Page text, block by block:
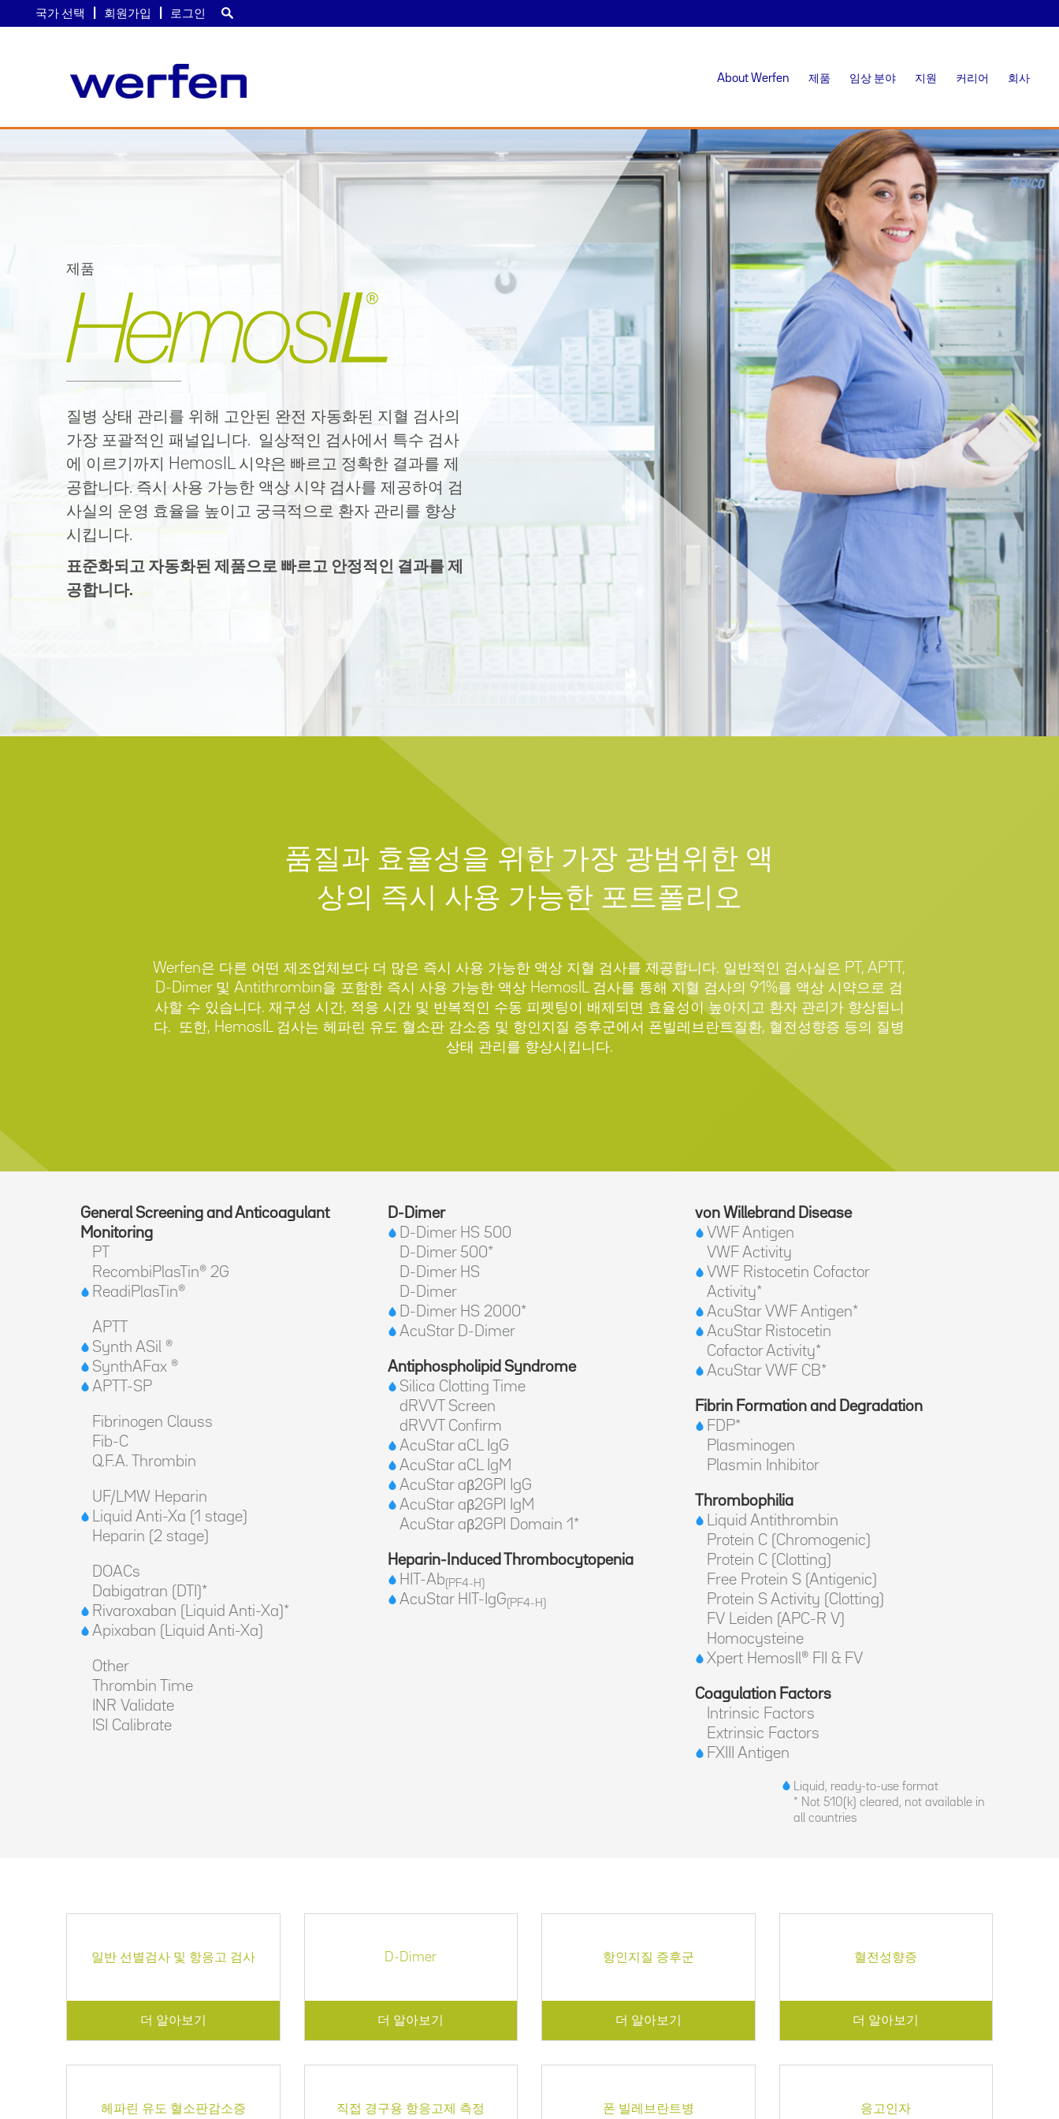
국가 선택 회원가입 로그인
About Werfen 제품 임상 분야 지원 커리어 회사
제품
질병 상태 관리를 위해 고안된 완전 자동화된 지혈 검사의
가장 포괄적인 패널입니다. 일상적인 검사에서 특수 검사
에 이르기까지 HemosIL 시약은 빠르고 정확한 결과를 제
공합니다. 즉시 사용 가능한 액상 시약 검사를 제공하여 검
사실의 운영 효율을 높이고 궁극적으로 환자 관리를 향상
시킵니다.
표준화되고 자동화된 제품으로 빠르고 안정적인 결과를 제
공합니다.
품질과 효율성을 위한 가장 광범위한 액
상의 즉시 사용 가능한 포트폴리오
Werfen은 다른 어떤 제조업체보다 더 많은 즉시 사용 가능한 액상 지혈 검사를 제공합니다. 일반적인 검사실은 PT, APTT,
D-Dimer 및 Antithrombin을 포함한 즉시 사용 가능한 액상 HemosIL 검사를 통해 지혈 검사의 91%를 액상 시약으로 검
사할 수 있습니다. 재구성 시간, 적응 시간 및 반복적인 수동 피펫팅이 배제되면 효율성이 높아지고 환자 관리가 향상됩니
다. 또한, HemosIL 검사는 헤파린 유도 혈소판 감소증 및 항인지질 증후군에서 폰빌레브란트질환, 혈전성향증 등의 질병
상태 관리를 향상시킵니다.
General Screening and Anticoagulant
Monitoring
PT
RecombiPlasTin® 2G
ReadiPlasTin®
APTT
Synth ASil ®
SynthAFax ®
APTT-SP
Fibrinogen Clauss
Fib-C
Q.F.A. Thrombin
UF/LMW Heparin
Liquid Anti-Xa (1 stage)
Heparin (2 stage)
DOACs
Dabigatran (DTI)*
Rivaroxaban (Liquid Anti-Xa)*
Apixaban (Liquid Anti-Xa)
Other
Thrombin Time
INR Validate
ISI Calibrate
D-Dimer
D-Dimer HS 500
D-Dimer 500*
D-Dimer HS
D-Dimer
D-Dimer HS 2000*
AcuStar D-Dimer
Antiphospholipid Syndrome
Silica Clotting Time
dRVVT Screen
dRVVT Confirm
AcuStar aCL IgG
AcuStar aCL IgM
AcuStar aβ2GPI IgG
AcuStar aβ2GPI IgM
AcuStar aβ2GPI Domain 1*
Heparin-Induced Thrombocytopenia
HIT-Ab (PF4-H)
AcuStar HIT-IgG (PF4-H)
von Willebrand Disease
VWF Antigen
VWF Activity
VWF Ristocetin Cofactor
Activity*
AcuStar VWF Antigen*
AcuStar Ristocetin
Cofactor Activity*
AcuStar VWF CB*
Fibrin Formation and Degradation
FDP*
Plasminogen
Plasmin Inhibitor
Thrombophilia
Liquid Antithrombin
Protein C (Chromogenic)
Protein C (Clotting)
Free Protein S (Antigenic)
Protein S Activity (Clotting)
FV Leiden (APC-R V)
Homocysteine
Xpert HemosIl® FII & FV
Coagulation Factors
Intrinsic Factors
Extrinsic Factors
FXIII Antigen
Liquid, ready-to-use format
* Not 510(k) cleared, not available in
all countries
일반 선별검사 및 항응고 검사
더 알아보기
D-Dimer
더 알아보기
항인지질 증후군
더 알아보기
혈전성향증
더 알아보기
헤파린 유도 혈소판감소증 직접 경구용 항응고제 측정 폰 빌레브란트병 응고인자